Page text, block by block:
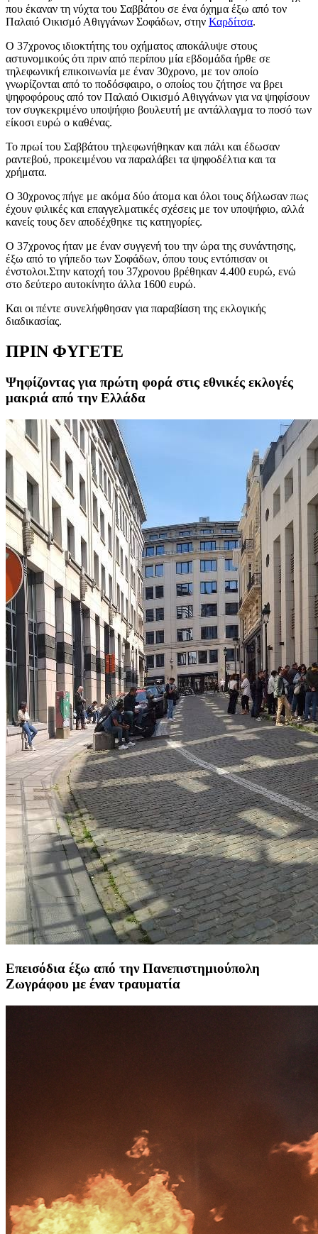
που έκαναν τη νύχτα του Σαββάτου σε ένα όχημα έξω από τον
Παλαιό Οικισμό Αθιγγάνων Σοφάδων, στην Καρδίτσα.
Ο 37χρονος ιδιοκτήτης του οχήματος αποκάλυψε στους
αστυνομικούς ότι πριν από περίπου μία εβδομάδα ήρθε σε
τηλεφωνική επικοινωνία με έναν 30χρονο, με τον οποίο
γνωρίζονται από το ποδόσφαιρο, ο οποίος του ζήτησε να βρει
ψηφοφόρους από τον Παλαιό Οικισμό Αθιγγάνων για να ψηφίσουν
τον συγκεκριμένο υποψήφιο βουλευτή με αντάλλαγμα το ποσό των
είκοσι ευρώ ο καθένας.
Το πρωί του Σαββάτου τηλεφωνήθηκαν και πάλι και έδωσαν
ραντεβού, προκειμένου να παραλάβει τα ψηφοδέλτια και τα
χρήματα.
Ο 30χρονος πήγε με ακόμα δύο άτομα και όλοι τους δήλωσαν πως
έχουν φιλικές και επαγγελματικές σχέσεις με τον υποψήφιο, αλλά
κανείς τους δεν αποδέχθηκε τις κατηγορίες.
Ο 37χρονος ήταν με έναν συγγενή του την ώρα της συνάντησης,
έξω από το γήπεδο των Σοφάδων, όπου τους εντόπισαν οι
ένστολοι.Στην κατοχή του 37χρονου βρέθηκαν 4.400 ευρώ, ενώ
στο δεύτερο αυτοκίνητο άλλα 1600 ευρώ.
Και οι πέντε συνελήφθησαν για παραβίαση της εκλογικής
διαδικασίας.
ΠΡΙΝ ΦΥΓΕΤΕ
Ψηφίζοντας για πρώτη φορά στις εθνικές εκλογές
μακριά από την Ελλάδα
Επεισόδια έξω από την Πανεπιστημιούπολη
Ζωγράφου με έναν τραυματία